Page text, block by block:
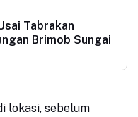
Tabrakan
Brimob Sungai
lokasi, sebelum